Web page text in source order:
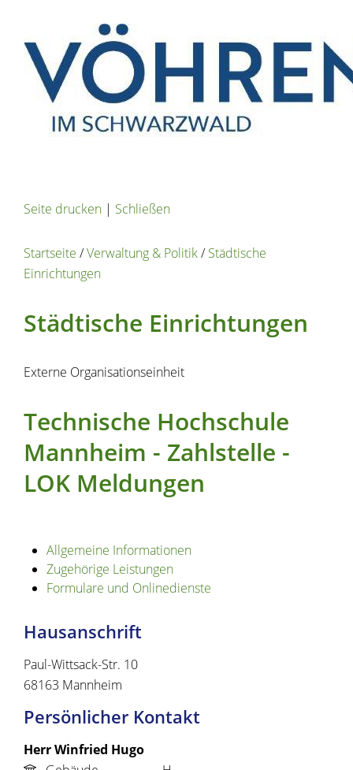
Seite drucken | Schließen
Startseite /Verwaltung & Politik/Städtische
Einrichtungen
Städtische Einrichtungen
Externe Organisationseinheit
Technische Hochschule
Mannheim - Zahlstelle -
LOK Meldungen
Allgemeine Informationen
Zugehörige Leistungen
Formulare und Onlinedienste
Hausanschrift
Paul-Wittsack-Str. 10
68163 Mannheim
Persönlicher Kontakt
HerrWinfried Hugo